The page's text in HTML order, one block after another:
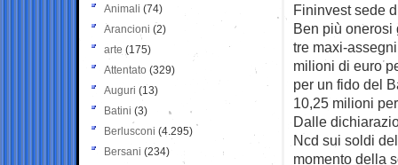
Fininvest sede
Ben più onerosi
tre maxi-
milioni di euro
per un fido del
10,25 milioni
Dalle
Ncd sui soldi
momento della
Animali (74)
Arancioni (2)
arte (175)
Attentato (329)
Auguri (13)
Batini (3)
Berlusconi (4.295)
Bersani (234)